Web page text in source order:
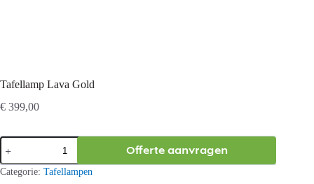
Tafellamp Lava Gold
€ 399,00
Tafellamp
Lava
Gold
aantal
Offerte aanvragen
Categorie: Tafellampen